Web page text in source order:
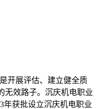
开展评估、建立健全质
无效路子。沉庆机电职业
年获批设立沉庆机电职业